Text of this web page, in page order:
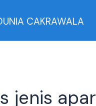
CAKRAWALA
jenis apar